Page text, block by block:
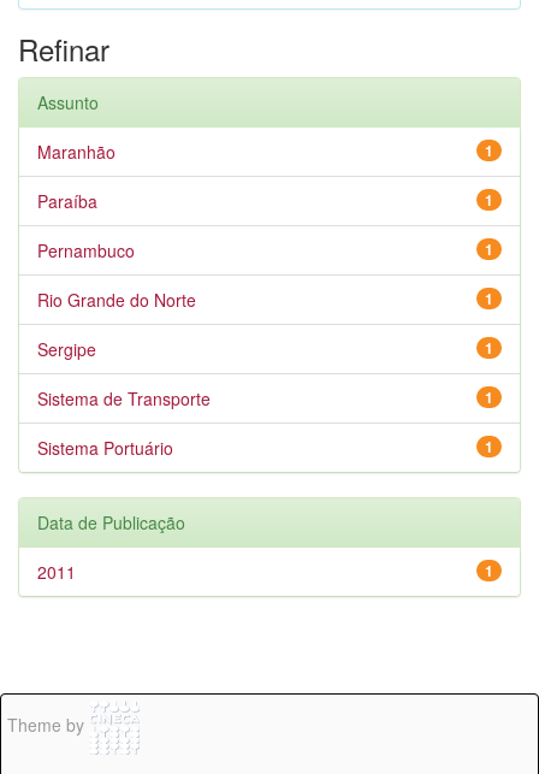
Refinar
Assunto
1
Maranhão
1
Paraíba
1
Pernambuco
1
Rio Grande do Norte
1
Sergipe
1
Sistema de Transporte
1
Sistema Portuário
Data de Publicação
1
2011
Theme by